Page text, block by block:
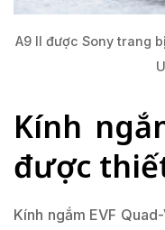
A9 II được Sony trang
Kính
được
Kính ngắm EVF